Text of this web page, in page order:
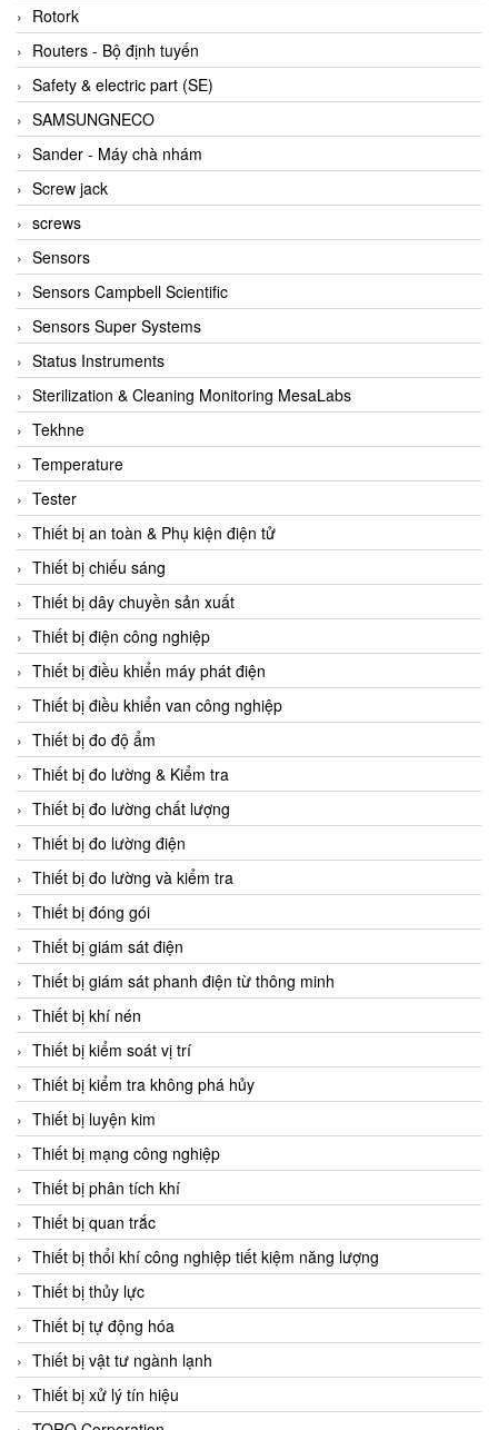
BRONKHORST
Brook Instrument
Brooks Instrument Vietnam
Buhler
BURLING INSTRUMENTS
Burster
BUSCHJOST
Calectro
Campbell Scientific
Canneed Vietnam
Cantoni
CAPS
CAREL Parts
CCS
CD Automation
CEAG Sicherheitst
CEIA Vietnam
Celduc Vietnam
Cemb
Centec GmbH
CEQUBE
CHAUVIN ARNOUX
Checkline
Chino
Chiyoda Seiki
Chiyoda-Tsusho
Chongqing Huaneng
Chromalox
ChuanYi
CIC
Clage
Clake Fololo
Clark Cooper
CMC Ventilazione
Coax Valves Inc
Codel
Cofimco
Coltraco
Comat Releco
Comax
COMETECH VietNam
Rotork
Routers - Bộ định tuyến
Safety & electric part (SE)
SAMSUNGNECO
Sander - Máy chà nhám
Screw jack
screws
Sensors
Sensors Campbell Scientific
Sensors Super Systems
Status Instruments
Sterilization & Cleaning Monitoring MesaLabs
Tekhne
Temperature
Tester
Thiết bị an toàn & Phụ kiện điện tử
Thiết bị chiếu sáng
Thiết bị dây chuyền sản xuất
Thiết bị điện công nghiệp
Thiết bị điều khiển máy phát điện
Thiết bị điều khiển van công nghiệp
Thiết bị đo độ ẩm
Thiết bị đo lường & Kiểm tra
Thiết bị đo lường chất lượng
Thiết bị đo lường điện
Thiết bị đo lường và kiểm tra
Thiết bị đóng gói
Thiết bị giám sát điện
Thiết bị giám sát phanh điện từ thông minh
Thiết bị khí nén
Thiết bị kiểm soát vị trí
Thiết bị kiểm tra không phá hủy
Thiết bị luyện kim
Thiết bị mạng công nghiệp
Thiết bị phân tích khí
Thiết bị quan trắc
Thiết bị thổi khí công nghiệp tiết kiệm năng lượng
Thiết bị thủy lực
Thiết bị tự động hóa
Thiết bị vật tư ngành lạnh
Thiết bị xử lý tín hiệu